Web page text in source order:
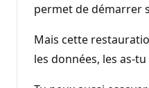
permet de démarrer
Mais cette
les données, les as-